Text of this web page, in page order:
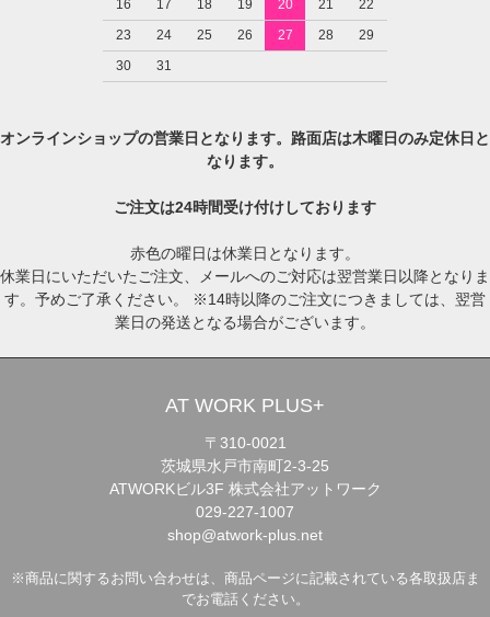
16
17 18 19 20 21
22
23
24 25 26 27 28
29
30
31
オンラインショップの営業日となります。路面店は木曜日のみ定休日と
なります。
ご注文は24時間受け付けしております
赤色の曜日は休業日となります。
休業日にいただいたご注文、メールへのご対応は翌営業日以降となりま
す。予めご了承ください。 ※14時以降のご注文につきましては、翌営
業日の発送となる場合がございます。
AT WORK PLUS+
〒310-0021
茨城県水戸市南町2-3-25
ATWORKビル3F 株式会社アットワーク
029-227-1007
shop@atwork-plus.net
※商品に関するお問い合わせは、商品ページに記載されている各取扱店ま
でお電話ください。